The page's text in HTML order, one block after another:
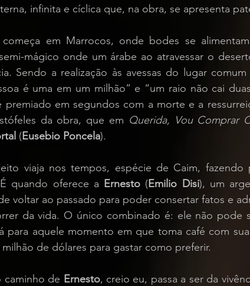
infinita e cíclica que, na obra, se apresenta
em Marrocos, onde bodes se
mágico onde um árabe ao atravessar o
Sendo a realização às avessas do lugar
é uma em um milhão” e “um raio não cai
premiado em segundos com a morte e a
da obra, que em Querida, Vou Comprar
(Eusebio Poncela).
viaja nos tempos, espécie de Caim,
quando oferece a Ernesto (Emilio Disi), um
voltar ao passado para poder consertar fatos e
da vida. O único combinado é: ele não pode
para aquele momento em que toma café com
de dólares para gastar como preferir.
caminho de Ernesto, creio eu, passa a ser da